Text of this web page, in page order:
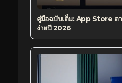
คู่มือฉบับเต็ม: App Store ด
ง่ายปี 2026